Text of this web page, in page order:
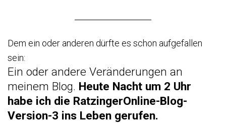
Dem ein oder anderen dürfte es schon aufgefallen
sein:
Ein oder andere Veränderungen an
meinem Blog. Heute Nacht um 2 Uhr
habe ich die RatzingerOnline-Blog-
Version-3 ins Leben gerufen.